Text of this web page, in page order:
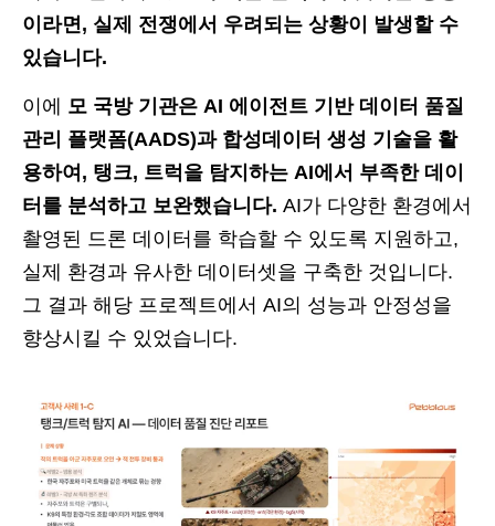
이라면, 실제 전쟁에서 우려되는 상황이 발생할 수
있습니다.
이에
모 국방 기관은 AI 에이전트 기반 데이터 품질
관리 플랫폼(AADS)과 합성데이터 생성 기술을 활
용하여, 탱크, 트럭을 탐지하는 AI에서 부족한 데이
터를 분석하고 보완했습니다. AI가 다양한 환경에서
촬영된 드론 데이터를 학습할 수 있도록 지원하고,
실제 환경과 유사한 데이터셋을 구축한 것입니다.
그 결과 해당 프로젝트에서 AI의 성능과 안정성을
향상시킬 수 있었습니다.